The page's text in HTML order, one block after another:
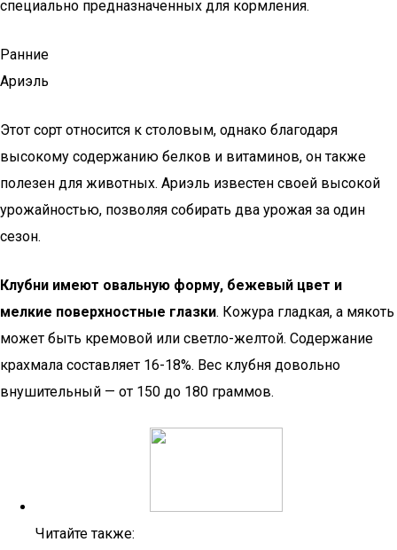
специально предназначенных для кормления.
Ранние
Ариэль
Этот сорт относится к столовым, однако благодаря
высокому содержанию белков и витаминов, он также
полезен для животных. Ариэль известен своей высокой
урожайностью, позволяя собирать два урожая за один
сезон.
Клубни имеют овальную форму, бежевый цвет и
мелкие поверхностные глазки. Кожура гладкая, а мякоть
может быть кремовой или светло-желтой. Содержание
крахмала составляет 16-18%. Вес клубня довольно
внушительный — от 150 до 180 граммов.
Читайте также: